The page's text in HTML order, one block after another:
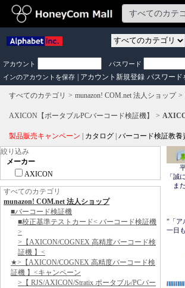
アカウント パスワード
インのアカウントを保存
アカウント新規登録 パスワード
すべてのカテゴリ munazon! COM.net 法人ショップ
AXICON【ポータブルPCバーコード検証機】
製品販売キャンペーン カタログ バーコード検証教養
絞り込み
メーカー
AXICON
すべてのカテゴリ
munazon! COM.net 法人ショップ
■バーコード検証機
■校正基準テストカード< バーコード検証機
>
>【AXICON/COGNEX 高精度バーコード検
証機 】<
★>【AXICON/COGNEX 高精度バーコード検
証機 】<キャンペーン
>【 RJS/AXICON/Stratix ポータブル/PCバー
平
「誠
また
ご
尚
”「ア
一日
昨
弊